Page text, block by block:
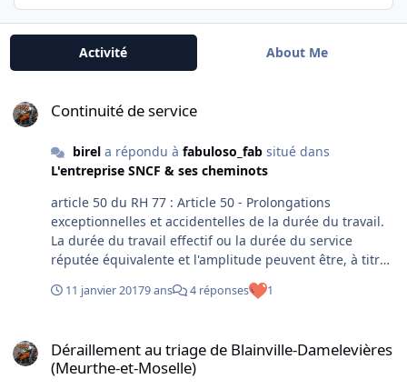
Activité About Me
Continuité de service
birela répondu à fabuloso_fabsitué dans
L'entreprise SNCF & ses cheminots
article 50 du RH 77 : Article 50 - Prolongations
exceptionnelles et accidentelles de la durée du travail.
La durée du travail effectif ou la durée du service
réputée équivalente et l'amplitude peuvent être, à titre
temporaire, prolongées au-delà des limites fixées aux
titres I et II du présent décret dans les cas et les
sans dommage pour la bonne marche du service et
qu'une circonstance imprévue ou accidentelle n'aurait
11 janvier 20179 ans 4 réponses 1
Déraillement au triage de Blainville-Damelevières
(Meurthe-et-Moselle)